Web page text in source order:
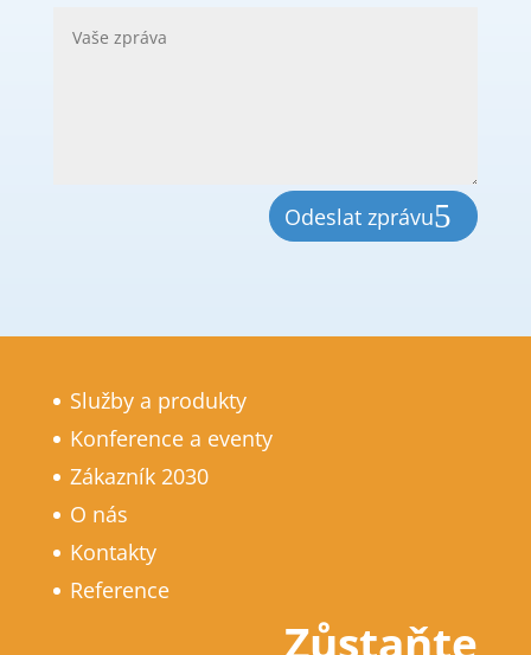
Odeslat zprávu
Služby a produkty
Konference a eventy
Zákazník 2030
O nás
Kontakty
Reference
Zůstaňte